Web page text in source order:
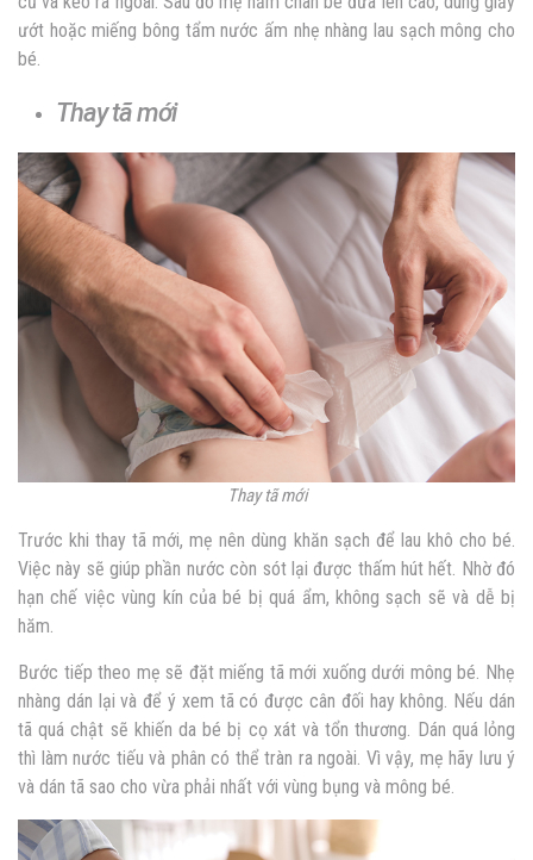
ướt hoặc miếng bông tẩm nước ấm nhẹ nhàng lau sạch mông cho
bé.
Thay tã mới
Thay tã mới
Trước khi thay tã mới, mẹ nên dùng khăn sạch để lau khô cho bé.
Việc này sẽ giúp phần nước còn sót lại được thấm hút hết. Nhờ đó
hạn chế việc vùng kín của bé bị quá ẩm, không sạch sẽ và dễ bị
hăm.
Bước tiếp theo mẹ sẽ đặt miếng tã mới xuống dưới mông bé. Nhẹ
nhàng dán lại và để ý xem tã có được cân đối hay không. Nếu dán
tã quá chật sẽ khiến da bé bị cọ xát và tổn thương. Dán quá lỏng
thì làm nước tiếu và phân có thể tràn ra ngoài. Vì vậy, mẹ hãy lưu ý
và dán tã sao cho vừa phải nhất với vùng bụng và mông bé.